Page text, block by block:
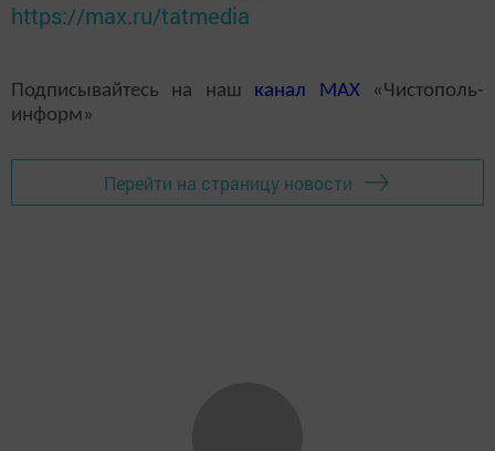
https://max.ru/tatmedia
Подписывайтесь на наш канал MAX«Чистополь-
информ»
Перейти на страницу новости